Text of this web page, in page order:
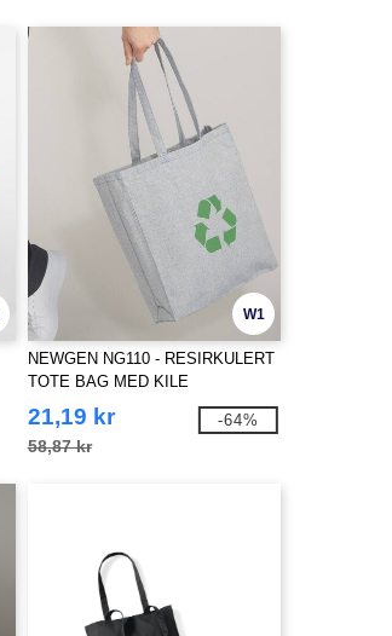
W1
NEWGEN NG110 - RESIRKULERT
TOTE BAG MED KILE
21,19 kr
58,87 kr
-64%